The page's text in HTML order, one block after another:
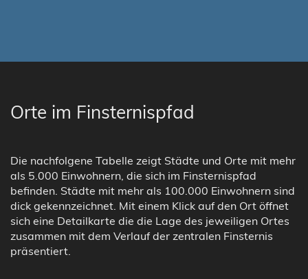
Orte im Finsternispfad
Die nachfolgene Tabelle zeigt Städte und Orte mit mehr
als 5.000 Einwohnern, die sich im Finsternispfad
befinden. Städte mit mehr als 100.000 Einwohnern sind
dick gekennzeichnet. Mit einem Klick auf den Ort öffnet
sich eine Detailkarte die die Lage des jeweiligen Ortes
zusammen mit dem Verlauf der zentralen Finsternis
präsentiert.